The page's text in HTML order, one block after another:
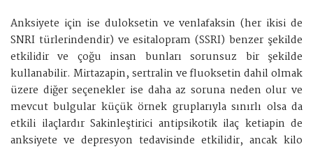
Anksiyete için ise duloksetin ve venlafaksin (her ikisi de
SNRI türlerindendir) ve esitalopram (SSRI) benzer şekilde
etkilidir ve çoğu insan bunları sorunsuz bir şekilde
kullanabilir. Mirtazapin, sertralin ve fluoksetin dahil olmak
üzere diğer seçenekler ise daha az soruna neden olur ve
mevcut bulgular küçük örnek gruplarıyla sınırlı olsa da
etkili ilaçlardır Sakinleştirici antipsikotik ilaç ketiapin de
anksiyete ve depresyon tedavisinde etkilidir, ancak kilo